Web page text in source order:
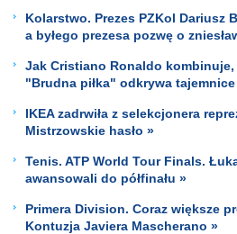
Kolarstwo. Prezes PZKol Dariusz
a byłego prezesa pozwę o
Jak Cristiano Ronaldo
"Brudna piłka" odkrywa
IKEA zadrwiła z selekcjonera
Mistrzowskie hasło »
Tenis. ATP World Tour Finals.
awansowali do półfinału »
Primera Division. Coraz większe
Kontuzja Javiera Mascherano »